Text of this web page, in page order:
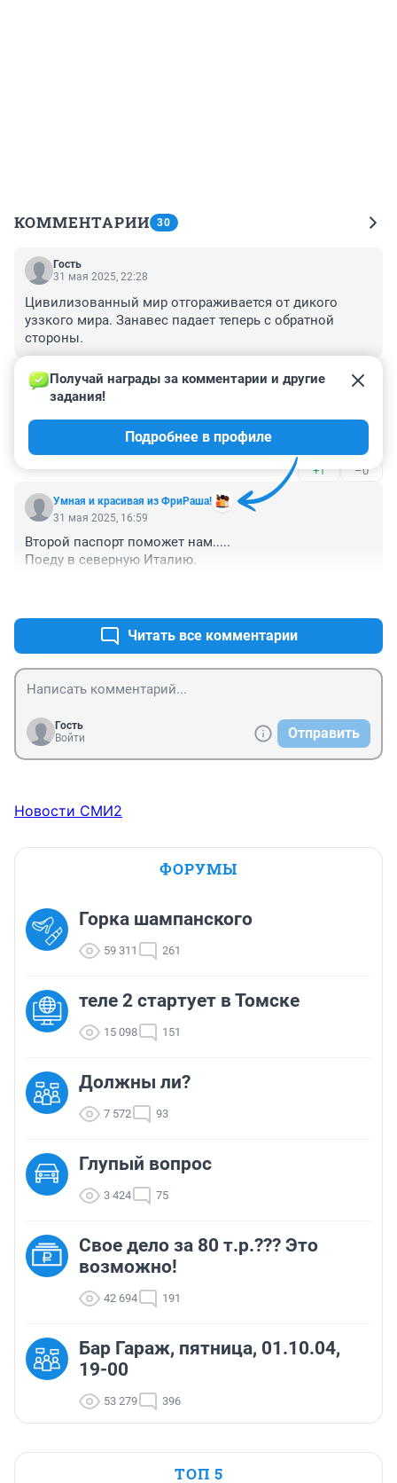
КОММЕНТАРИИ 30
Гость
31 мая 2025, 22:28
Цивилизованный мир отгораживается от дикого
уззкого мира. Занавес падает теперь с обратной
стороны.
–0
Гость
а Казахстан считается заграница?
+1 –0
Умная и красивая из ФриРаша!
Получай награды за комментарии и другие
задания!
Подробнее в профиле
31 мая 2025, 16:59
Второй паспорт поможет нам.....
Поеду в северную Италию.
Читать все комментарии
Гость
Войти
Отправить
Новости СМИ2
ФОРУМЫ
Горка шампанского
59 311 261
теле 2 стартует в Томске
15 098 151
Должны ли?
7 572 93
Глупый вопрос
3 424 75
Свое дело за 80 т.р.??? Это
возможно!
42 694 191
Бар Гараж, пятница, 01.10.04,
19-00
53 279 396
ТОП 5